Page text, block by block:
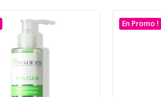
En Promo !